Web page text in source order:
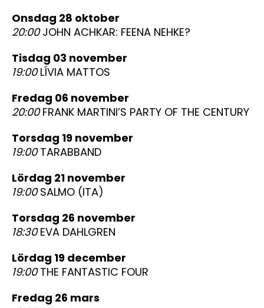
onsdag 28 oktober
20:00JOHN ACHKAR: FEENA NEHKE?
tisdag 03 november
19:00LÍVIA MATTOS
fredag 06 november
20:00FRANK MARTINI’S PARTY OF THE CENTURY
torsdag 19 november
19:00TARABBAND
lördag 21 november
19:00SALMO (ITA)
torsdag 26 november
18:30EVA DAHLGREN
lördag 19 december
19:00THE FANTASTIC FOUR
fredag 26 mars